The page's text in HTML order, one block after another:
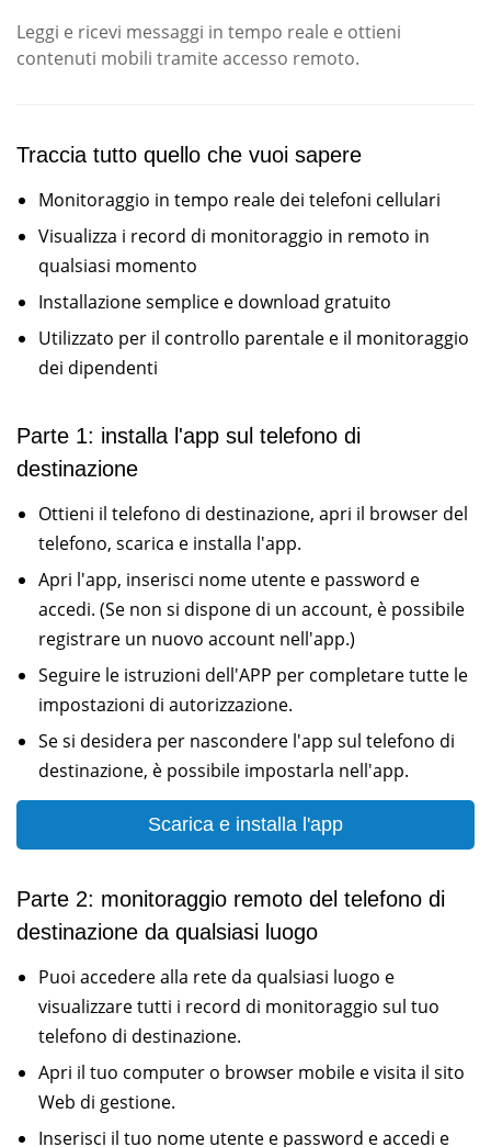
Leggi e ricevi messaggi in tempo reale e ottieni
contenuti mobili tramite accesso remoto.
Traccia tutto quello che vuoi sapere
Monitoraggio in tempo reale dei telefoni cellulari
Visualizza i record di monitoraggio in remoto in
qualsiasi momento
Installazione semplice e download gratuito
Utilizzato per il controllo parentale e il monitoraggio
dei dipendenti
Parte 1: installa l'app sul telefono di
destinazione
Ottieni il telefono di destinazione, apri il browser del
telefono, scarica e installa l'app.
Apri l'app, inserisci nome utente e password e
accedi. (Se non si dispone di un account, è possibile
registrare un nuovo account nell'app.)
Seguire le istruzioni dell'APP per completare tutte le
impostazioni di autorizzazione.
Se si desidera per nascondere l'app sul telefono di
destinazione, è possibile impostarla nell'app.
Scarica e installa l'app
Parte 2: monitoraggio remoto del telefono di
destinazione da qualsiasi luogo
Puoi accedere alla rete da qualsiasi luogo e
visualizzare tutti i record di monitoraggio sul tuo
telefono di destinazione.
Apri il tuo computer o browser mobile e visita il sito
Web di gestione.
Inserisci il tuo nome utente e password e accedi e